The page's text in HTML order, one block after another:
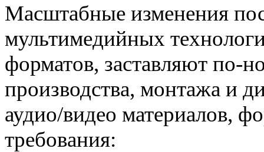
Масштабные изменения
мультимедийных
форматов, заставляют по-
производства, монтажа и
аудио/видео материалов,
требования: